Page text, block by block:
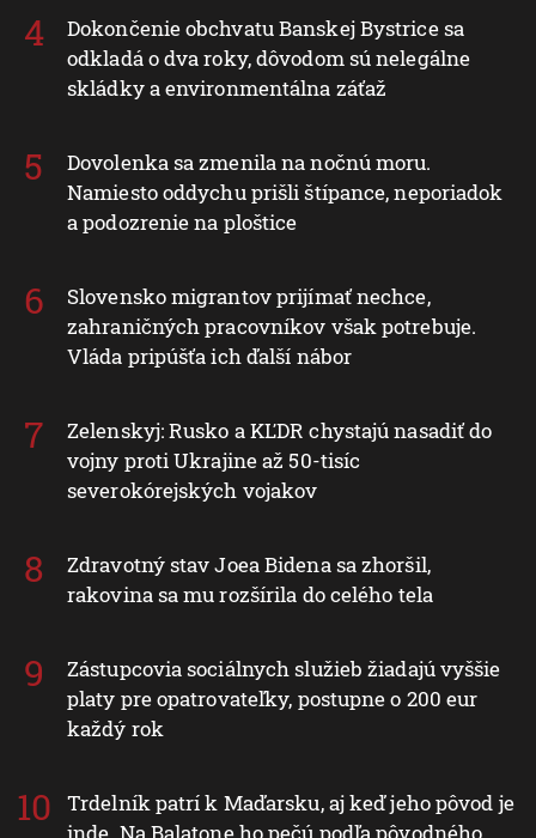
Dokončenie obchvatu Banskej Bystrice sa
odkladá o dva roky, dôvodom sú nelegálne
skládky a environmentálna záťaž
Dovolenka sa zmenila na nočnú moru.
Namiesto oddychu prišli štípance, neporiadok
a podozrenie na ploštice
Slovensko migrantov prijímať nechce,
zahraničných pracovníkov však potrebuje.
Vláda pripúšťa ich ďalší nábor
Zelenskyj: Rusko a KĽDR chystajú nasadiť do
vojny proti Ukrajine až 50-tisíc
severokórejských vojakov
Zdravotný stav Joea Bidena sa zhoršil,
rakovina sa mu rozšírila do celého tela
Zástupcovia sociálnych služieb žiadajú vyššie
platy pre opatrovateľky, postupne o 200 eur
každý rok
Trdelník patrí k Maďarsku, aj keď jeho pôvod je
inde. Na Balatone ho pečú podľa pôvodného